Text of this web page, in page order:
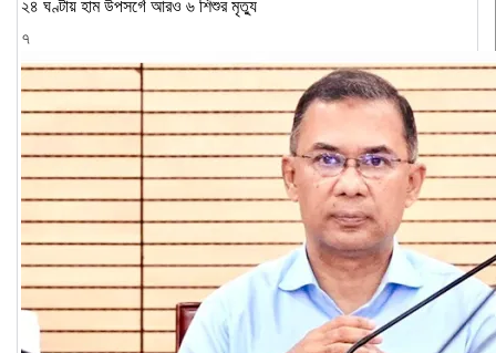
২৪ ঘণ্টায় হাম উপসর্গে আরও ৬ শিশুর মৃত্যু
৭